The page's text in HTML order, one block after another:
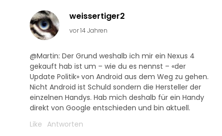
weissertiger2
vor 14 Jahren
@Martin: Der Grund weshalb ich mir ein Nexus 4
gekauft hab ist um – wie du es nennst – «der
Update Politik» von Android aus dem Weg zu gehen.
Nicht Android ist Schuld sondern die Hersteller der
einzelnen Handys. Hab mich deshalb für ein Handy
direkt von Google entschieden und bin aktuell.
Like Antworten